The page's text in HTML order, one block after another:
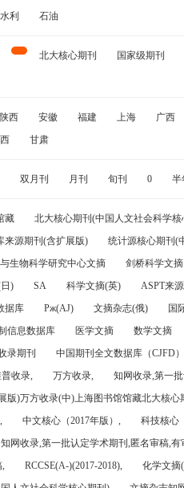
水利 石油
北大核心期刊 国家级期刊
陕西 安徽 福建 上海 广西
甘肃
双月刊 月刊 旬刊 0 半
藏 北大核心期刊(中国人文社会科学核
来源期刊(含扩展版) 统计源核心期刊(
生物科学研究中心文摘 剑桥科学文摘
)
SA 科学文摘(英) ASPT来源
据库 Pж(AJ) 文摘杂志(俄) 国
信息数据库
医学文摘 数学文摘
录期刊
中国期刊全文数据库（CJFD）
收录, 万方收录, 知网收录,第一
版)万方收录(中)上海图书馆馆藏北大核
中文核心（2017年版）, 科技核心
知网收录,第一批认定学术期刊,匿名审稿,有
RCCSE(A-)(2017-2018),
化学文摘